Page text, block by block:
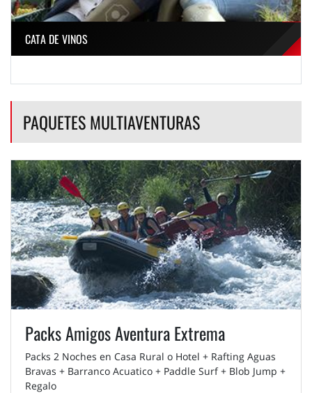
CATA DE VINOS
PAQUETES MULTIAVENTURAS
Packs Amigos Aventura Extrema
Packs 2 Noches en Casa Rural o Hotel + Rafting Aguas
Bravas + Barranco Acuatico + Paddle Surf + Blob Jump +
Regalo